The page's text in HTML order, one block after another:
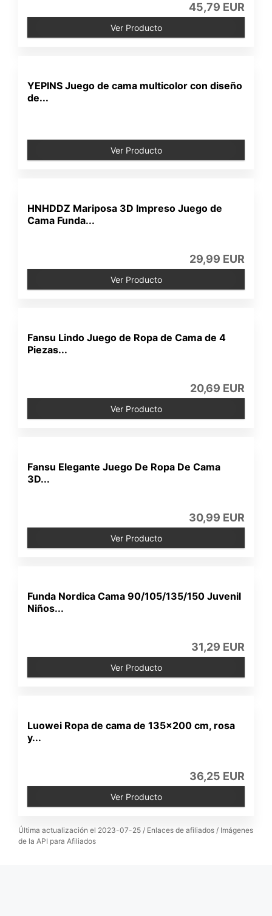
45,79 EUR
Ver Producto
YEPINS Juego de cama multicolor con diseño
de...
Ver Producto
HNHDDZ Mariposa 3D Impreso Juego de
Cama Funda...
29,99 EUR
Ver Producto
Fansu Lindo Juego de Ropa de Cama de 4
Piezas...
20,69 EUR
Ver Producto
Fansu Elegante Juego De Ropa De Cama
3D...
30,99 EUR
Ver Producto
Funda Nordica Cama 90/105/135/150 Juvenil
Niños...
31,29 EUR
Ver Producto
Luowei Ropa de cama de 135x200 cm, rosa
y...
36,25 EUR
Ver Producto
Última actualización el 2023-07-25 / Enlaces de afiliados / Imágenes
de la API para Afiliados